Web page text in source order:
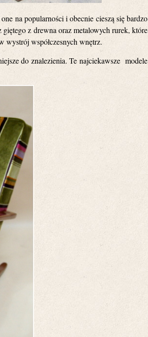
na popularności i obecnie cieszą się bardzo
z drewna oraz metalowych rurek, które
wystrój współczesnych wnętrz.
do znalezienia. Te najciekawsze modele